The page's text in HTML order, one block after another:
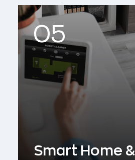
Smart Home &